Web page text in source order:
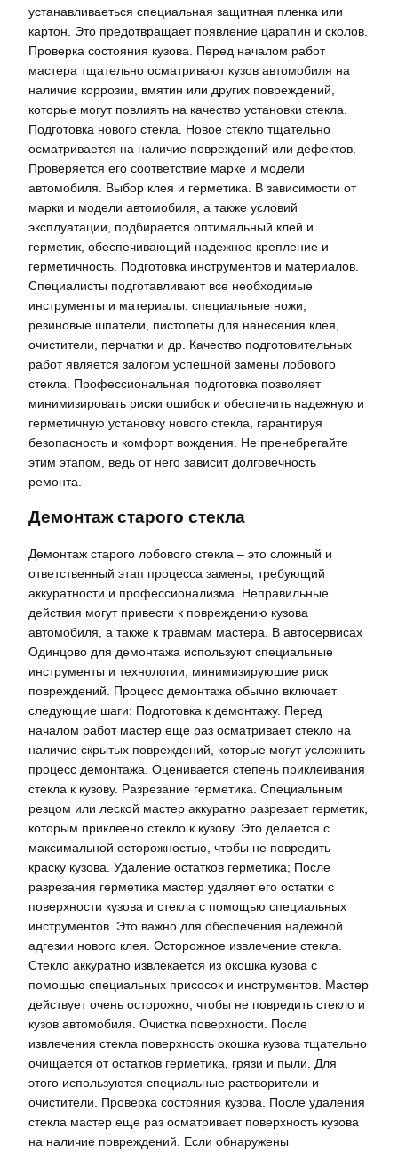
устанавливаеться специальная защитная пленка или
картон. Это предотвращает появление царапин и сколов.
Проверка состояния кузова. Перед началом работ
мастера тщательно осматривают кузов автомобиля на
наличие коррозии, вмятин или других повреждений,
которые могут повлиять на качество установки стекла.
Подготовка нового стекла. Новое стекло тщательно
осматривается на наличие повреждений или дефектов.
Проверяется его соответствие марке и модели
автомобиля. Выбор клея и герметика. В зависимости от
марки и модели автомобиля, а также условий
эксплуатации, подбирается оптимальный клей и
герметик, обеспечивающий надежное крепление и
герметичность. Подготовка инструментов и материалов.
Специалисты подготавливают все необходимые
инструменты и материалы: специальные ножи,
резиновые шпатели, пистолеты для нанесения клея,
очистители, перчатки и др. Качество подготовительных
работ является залогом успешной замены лобового
стекла. Профессиональная подготовка позволяет
минимизировать риски ошибок и обеспечить надежную и
герметичную установку нового стекла, гарантируя
безопасность и комфорт вождения. Не пренебрегайте
этим этапом, ведь от него зависит долговечность
ремонта.
Демонтаж старого стекла
Демонтаж старого лобового стекла – это сложный и
ответственный этап процесса замены, требующий
аккуратности и профессионализма. Неправильные
действия могут привести к повреждению кузова
автомобиля, а также к травмам мастера. В автосервисах
Одинцово для демонтажа используют специальные
инструменты и технологии, минимизирующие риск
повреждений. Процесс демонтажа обычно включает
следующие шаги: Подготовка к демонтажу. Перед
началом работ мастер еще раз осматривает стекло на
наличие скрытых повреждений, которые могут усложнить
процесс демонтажа. Оценивается степень приклеивания
стекла к кузову. Разрезание герметика. Специальным
резцом или леской мастер аккуратно разрезает герметик,
которым приклеено стекло к кузову. Это делается с
максимальной осторожностью, чтобы не повредить
краску кузова. Удаление остатков герметика; После
разрезания герметика мастер удаляет его остатки с
поверхности кузова и стекла с помощью специальных
инструментов. Это важно для обеспечения надежной
адгезии нового клея. Осторожное извлечение стекла.
Стекло аккуратно извлекается из окошка кузова с
помощью специальных присосок и инструментов. Мастер
действует очень осторожно, чтобы не повредить стекло и
кузов автомобиля. Очистка поверхности. После
извлечения стекла поверхность окошка кузова тщательно
очищается от остатков герметика, грязи и пыли. Для
этого используются специальные растворители и
очистители. Проверка состояния кузова. После удаления
стекла мастер еще раз осматривает поверхность кузова
на наличие повреждений. Если обнаружены